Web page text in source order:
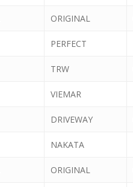
ORIGINAL
PERFECT
TRW
VIEMAR
DRIVEWAY
NAKATA
ORIGINAL